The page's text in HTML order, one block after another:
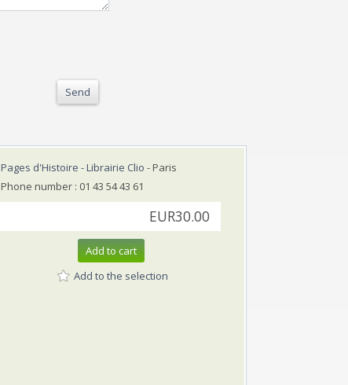
Send
Pages d'Histoire - Librairie Clio - Paris
Phone number : 01 43 54 43 61
EUR30.00
Add to cart
Add to the selection